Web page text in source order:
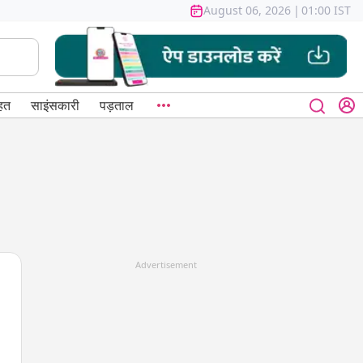
August 06, 2026 | 01:00 IST
साइंसकारी पड़ताल
Advertisement